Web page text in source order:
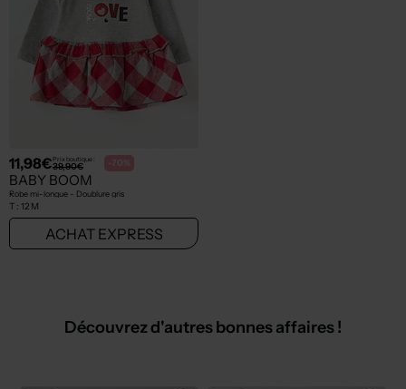
11,98€Prix boutique :
39,90€ -70%
BABY BOOM
Robe mi-longue - Doublure gris
T : 12 M
ACHAT EXPRESS
Découvrez d'autres bonnes affaires !